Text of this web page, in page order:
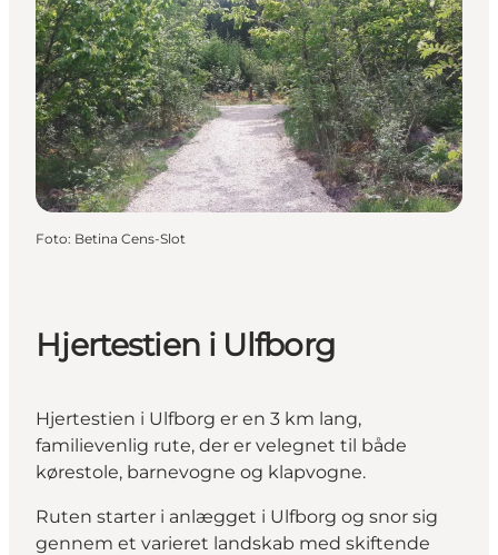
Foto: Betina Cens-Slot
Hjertestien i Ulfborg
Hjertestien i Ulfborg er en 3 km lang,
familievenlig rute, der er velegnet til både
kørestole, barnevogne og klapvogne.
Ruten starter i anlægget i Ulfborg og snor sig
gennem et varieret landskab med skiftende